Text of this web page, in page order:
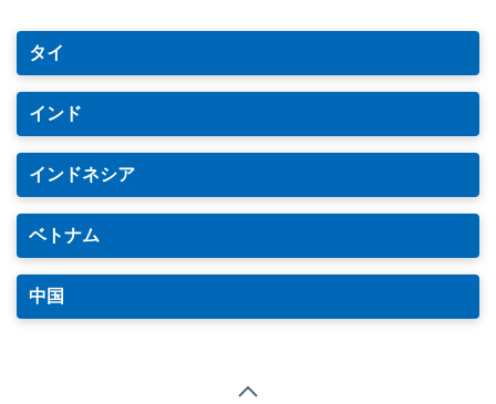
タイ
インド
インドネシア
ベトナム
中国